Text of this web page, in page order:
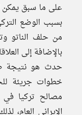
على ما سبق يمكن
بسبب الوضع
من حلف الناتو
بالإضافة إلى
حدث هو نتيجة
خطوات جريئة
مصالح تركيا في